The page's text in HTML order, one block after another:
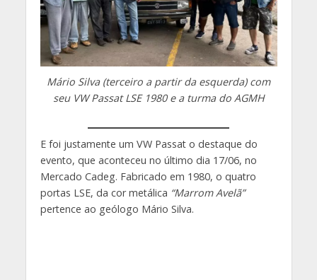
Mário Silva (terceiro a partir da esquerda) com
seu VW Passat LSE 1980 e a turma do AGMH
E foi justamente um VW Passat o destaque do
evento, que aconteceu no último dia 17/06, no
Mercado Cadeg. Fabricado em 1980, o quatro
portas LSE, da cor metálica “Marrom Avelã”
pertence ao geólogo Mário Silva.